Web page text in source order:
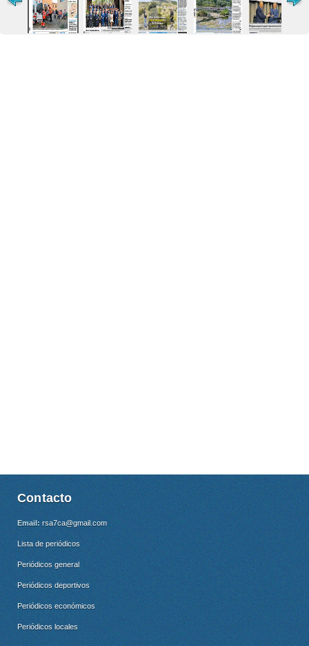
Contacto
Email: rsa7ca@gmail.com
Lista de periódicos
Periódicos general
Periódicos deportivos
Periódicos económicos
Periódicos locales